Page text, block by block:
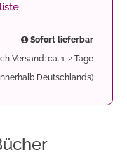
Sofort lieferbar
Versand: ca. 1-2 Tage
Deutschlands)